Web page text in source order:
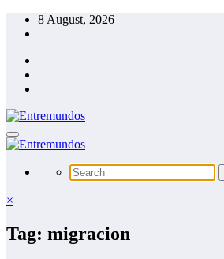
Skip
8 August, 2026
×
Tag: migracion